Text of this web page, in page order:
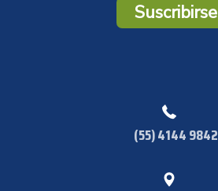
Suscribirse
(55) 4144 9842